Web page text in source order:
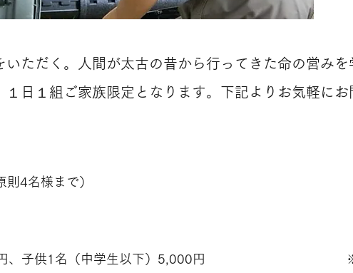
ただく。人間が太古の昔から行ってきた命の営みを
日１組ご家族限定となります。下記よりお気軽にお
則4名様まで）
円、子供1名（中学生以下）5,000円​